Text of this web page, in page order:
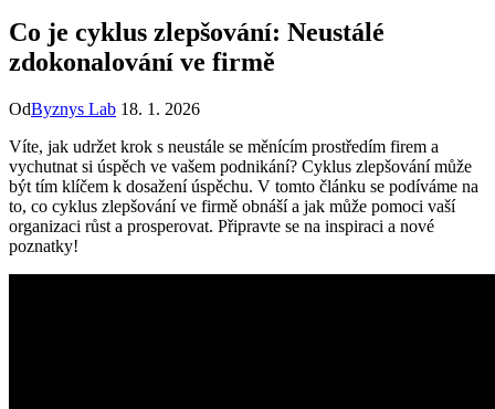
Co je cyklus zlepšování: Neustálé
zdokonalování ve firmě
OdByznys Lab 18. 1. 2026
Víte, jak udržet krok s neustále se měnícím prostředím firem a
vychutnat si úspěch ve vašem podnikání? Cyklus zlepšování může
být tím klíčem k dosažení úspěchu. V tomto článku se podíváme na
to, co cyklus zlepšování ve firmě obnáší a jak může pomoci vaší
organizaci růst a prosperovat. Připravte se na inspiraci a nové
poznatky!